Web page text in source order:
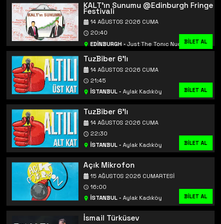
KALT'ın Sunumu @Edinburgh Fringe
Festivali
EDİNBURGH- Just The Tonıc Nucleus
14 AĞUSTOS 2026 CUMA
20:40
BİLET AL
BİLET AL
TuzBiber 6'lı
İSTANBUL- Aylak Kadıköy
14 AĞUSTOS 2026 CUMA
21:45
BİLET AL
TuzBiber 6'lı
İSTANBUL- Aylak Kadıköy
14 AĞUSTOS 2026 CUMA
22:30
BİLET AL
Açık Mikrofon
İSTANBUL- Aylak Kadıköy
15 AĞUSTOS 2026 CUMARTESI
16:00
BİLET AL
İsmail Türküsev